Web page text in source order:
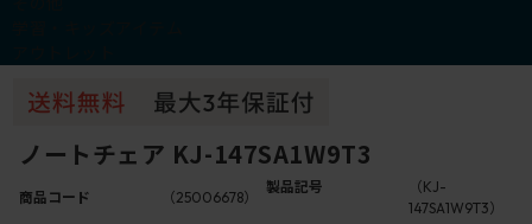
ノートチェア KJ-147SA1W9T3
商品コード （25006678）
製品記号
（KJ-
147SA1W9T3）